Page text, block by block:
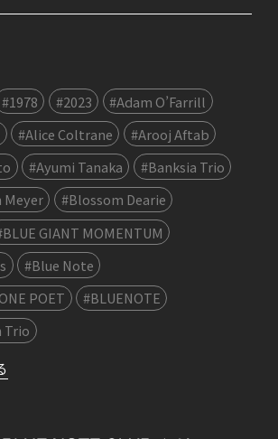
#1978 #2023
#Adam O’Farrill
#Alice Coltrane
#Arooj Aftab
#Ayumi Tanaka
#Banksia Trio
Meyer
#Blossom Dearie
GIANT MOMENTUM
#Blue Note
POET
#BLUENOTE
Trio